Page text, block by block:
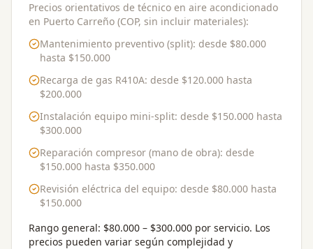
Precios orientativos de técnico en aire acondicionado
en Puerto Carreño (COP, sin incluir materiales):
Mantenimiento preventivo (split): desde $80.000
hasta $150.000
Recarga de gas R410A: desde $120.000 hasta
$200.000
Instalación equipo mini-split: desde $150.000 hasta
$300.000
Reparación compresor (mano de obra): desde
$150.000 hasta $350.000
Revisión eléctrica del equipo: desde $80.000 hasta
$150.000
Rango general: $80.000 – $300.000 por servicio. Los
precios pueden variar según complejidad y